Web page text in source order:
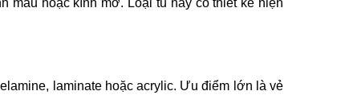
hoặc kính mờ. Loại tủ này có thiết kế hiện
laminate hoặc acrylic. Ưu điểm lớn là vẻ